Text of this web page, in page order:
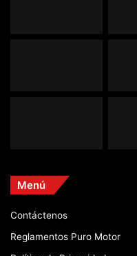
Menú
Contáctenos
Reglamentos Puro Motor